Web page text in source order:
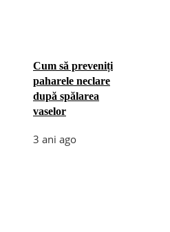
Cum să preveniți
paharele neclare
după spălarea
vaselor
3 ani ago